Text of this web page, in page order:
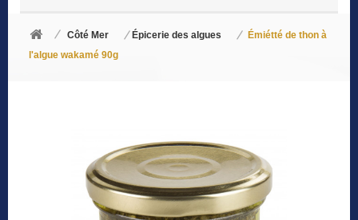
Côté Mer Épicerie des algues
Émiétté de thon à
l'algue wakamé 90g